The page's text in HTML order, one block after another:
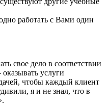
работать с Вами один
свое дело в соответствии
услуги
чтобы каждый клиент
я и не знал, что в